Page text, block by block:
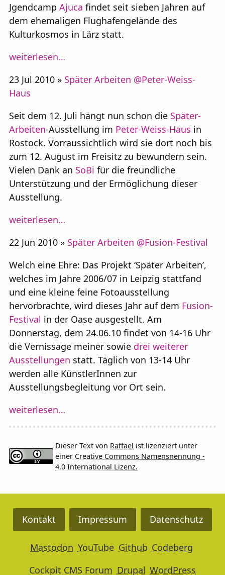
Jgendcamp Ajuca findet seit sieben Jahren auf
dem ehemaligen Flughafengelände des
Kulturkosmos in Lärz statt.
weiterlesen…
23 Jul 2010 » Später Arbeiten @Peter-Weiss-
Haus
Seit dem 12. Juli hängt nun schon die Später-
Arbeiten-Ausstellung im Peter-Weiss-Haus in
Rostock. Vorraussichtlich wird sie dort noch bis
zum 12. August im Freisitz zu bewundern sein.
Vielen Dank an SoBi für die freundliche
Unterstützung und der Ermöglichung dieser
Ausstellung.
weiterlesen…
22 Jun 2010 » Später Arbeiten @Fusion-Festival
Welch eine Ehre: Das Projekt ‘Später Arbeiten’,
welches im Jahre 2006/07 in Leipzig stattfand
und eine kleine feine Fotoausstellung
hervorbrachte, wird dieses Jahr auf dem Fusion-
Festival in der Oase ausgestellt. Am
Donnerstag, dem 24.06.10 findet von 14-16 Uhr
die Vernissage meiner sowie drei weiterer
Ausstellungen statt. Täglich von 13-14 Uhr
werden alle KünstlerInnen zur
Ausstellungsbegleitung vor Ort sein.
weiterlesen…
Dieser Text von Raffael ist lizenziert unter
einer Creative Commons Namensnennung -
4.0 International Lizenz.
Kontakt Impressum Datenschutz
Mastodon YouTube Github Codeberg
Cockpit CMS Forum Drupal WordPress